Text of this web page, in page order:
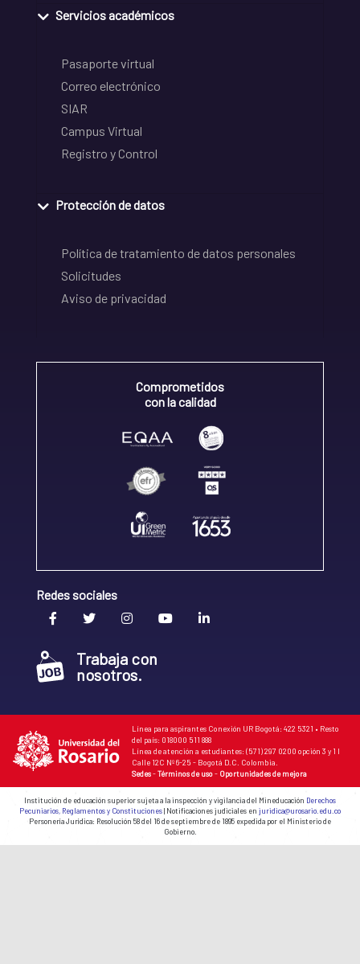
Servicios académicos
Pasaporte virtual
Correo electrónico
SIAR
Campus Virtual
Registro y Control
Protección de datos
Política de tratamiento de datos personales
Solicitudes
Aviso de privacidad
Comprometidos
con la calidad
Redes sociales
Trabaja con
nosotros.
Línea para aspirantes Conexión UR Bogotá: 422 5321 • Resto
del país: 018000 511 888
Línea de atención a estudiantes: (571) 297 0200 opción 3 y 1 I
Calle 12C Nº 6-25 - Bogotá D.C. Colombia.
Sedes-Términos de uso- Oportunidades de mejora
Institución de educación superior sujeta a la inspección y vigilancia del Mineducación Derechos
Pecuniarios, Reglamentos y Constituciones| Notificaciones judiciales en juridica@urosario.edu.co
Personería Jurídica: Resolución 58 del 16 de septiembre de 1895 expedida por el Ministerio de
Gobierno.